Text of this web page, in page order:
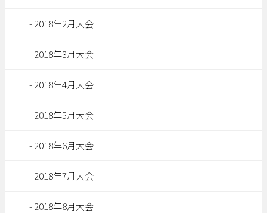
2018年2月大会
2018年3月大会
2018年4月大会
2018年5月大会
2018年6月大会
2018年7月大会
2018年8月大会